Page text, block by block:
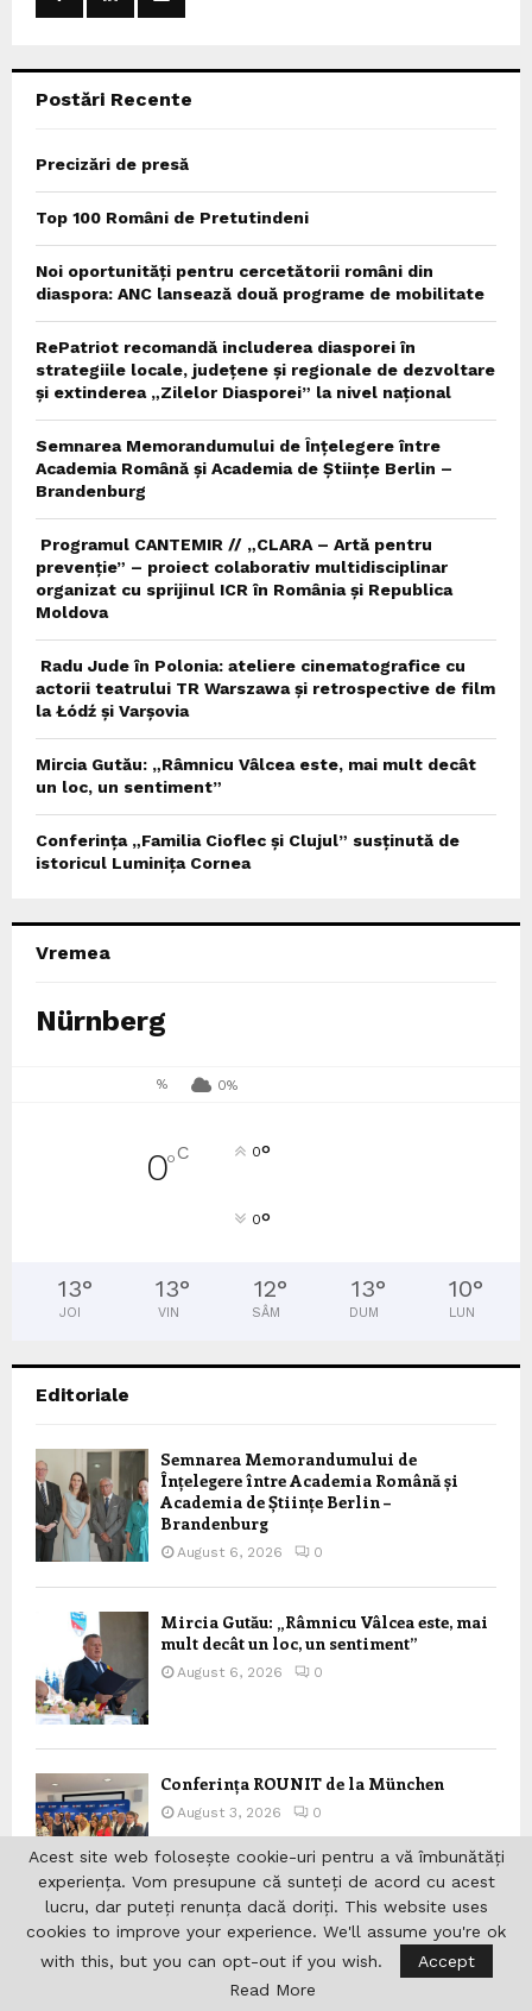
Postări Recente
Precizări de presă
Top 100 Români de Pretutindeni
Noi oportunități pentru cercetătorii români din
diaspora: ANC lansează două programe de mobilitate
RePatriot recomandă includerea diasporei în
strategiile locale, județene și regionale de dezvoltare
și extinderea „Zilelor Diasporei” la nivel național
Semnarea Memorandumului de Înțelegere între
Academia Română și Academia de Științe Berlin –
Brandenburg
Programul CANTEMIR // „CLARA – Artă pentru
prevenție” – proiect colaborativ multidisciplinar
organizat cu sprijinul ICR în România și Republica
Moldova
Radu Jude în Polonia: ateliere cinematografice cu
actorii teatrului TR Warszawa și retrospective de film
la Łódź și Varșovia
Mircia Gutău: „Râmnicu Vâlcea este, mai mult decât
un loc, un sentiment”
Conferința „Familia Cioflec și Clujul” susținută de
istoricul Luminița Cornea
Vremea
Nürnberg
% 0%
0°C 0°
0°
13°
JOI
13°
VIN
12°
SÂM
13°
DUM
10°
LUN
Editoriale
Semnarea Memorandumului de
Înțelegere între Academia Română și
Academia de Științe Berlin –
Brandenburg
August 6, 2026 0
Mircia Gutău: „Râmnicu Vâlcea este, mai
mult decât un loc, un sentiment”
August 6, 2026 0
Conferința ROUNIT de la München
August 3, 2026 0
Scoala parohiala a Parohiei “Sf.
Grigorie Teologul” din
Schiedam/Rotterdam beneficiaza de
Acest site web folosește cookie-uri pentru a vă îmbunătăți
experiența. Vom presupune că sunteți de acord cu acest
lucru, dar puteți renunța dacă doriți. This website uses
cookies to improve your experience. We'll assume you're ok
with this, but you can opt-out if you wish.
Accept
Read More